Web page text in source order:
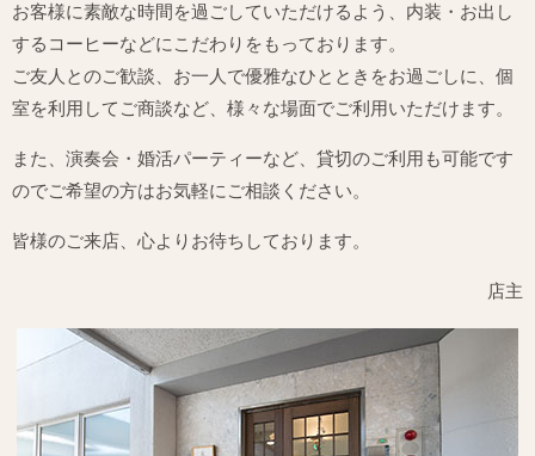
お客様に素敵な時間を過ごしていただけるよう、内装・お出し
するコーヒーなどにこだわりをもっております。
ご友人とのご歓談、お一人で優雅なひとときをお過ごしに、個
室を利用してご商談など、様々な場面でご利用いただけます。
また、演奏会・婚活パーティーなど、貸切のご利用も可能です
のでご希望の方はお気軽にご相談ください。
皆様のご来店、心よりお待ちしております。
店主